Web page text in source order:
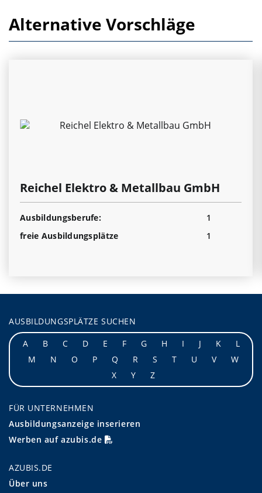
Alternative Vorschläge
Reichel Elektro & Metallbau GmbH
Ausbildungsberufe:
1
freie Ausbildungsplätze
1
AUSBILDUNGSPLÄTZE SUCHEN
A
B C D E F G H I J K
L
M
N O P Q R S T U V
W
X
Y Z
FÜR UNTERNEHMEN
Ausbildungsanzeige inserieren
Werben auf azubis.de
AZUBIS.DE
Über uns